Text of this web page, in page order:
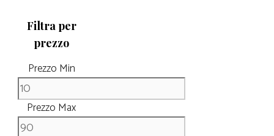
Filtra per
prezzo
Prezzo Min
Prezzo Max